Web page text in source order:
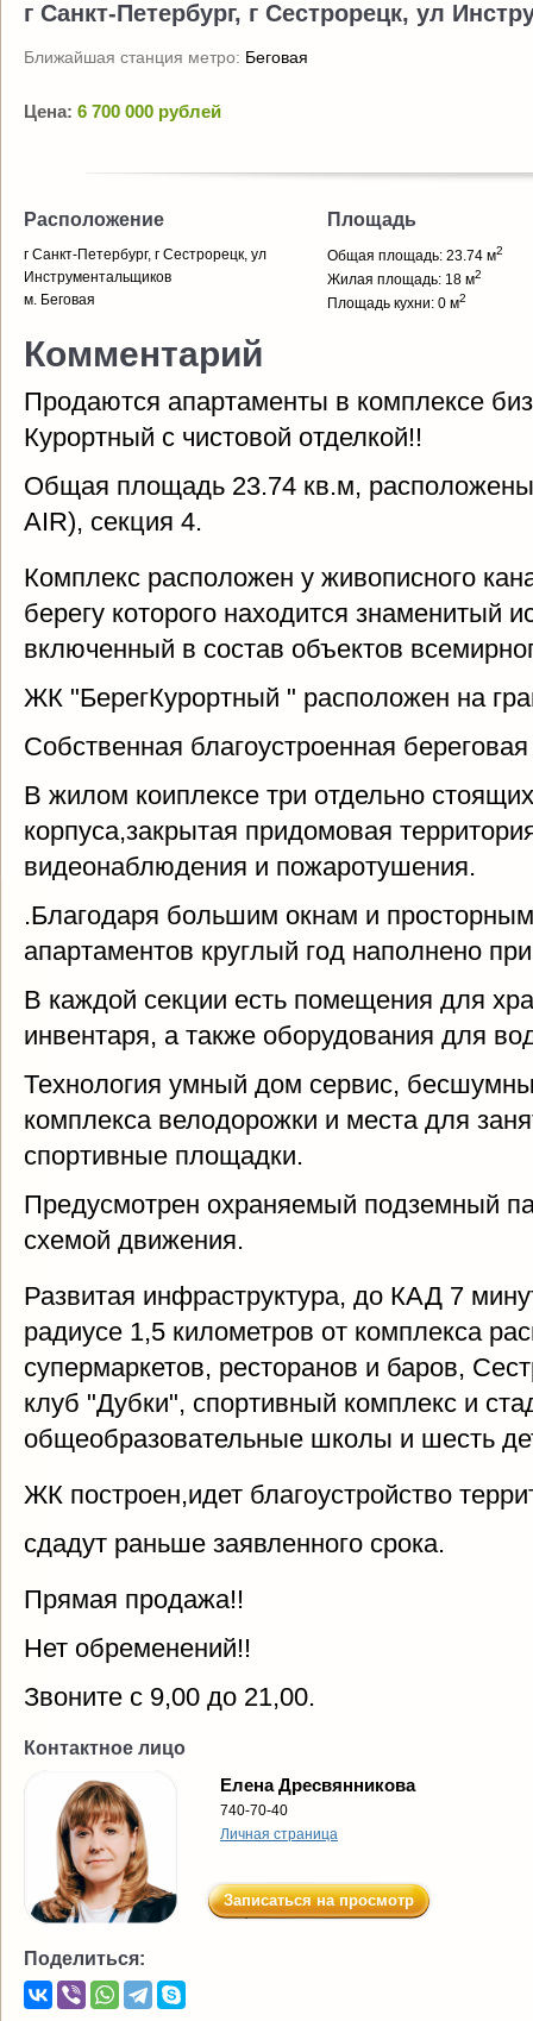
г Санкт-Петербург, г Сестрорецк, ул
Ближайшая станция метро: Беговая
Цена: 6 700 000 рублей
Расположение
г Санкт-Петербург, г Сестрорецк, ул
Инструментальщиков
м. Беговая
Площадь
Общая площадь: 23.74 м2
Жилая площадь: 18 м2
Площадь кухни: 0 м2
Комментарий
Продаются апартаменты в комплексе
Курортный с чистовой отделкой!!
Общая площадь 23.74 кв.м, расположены
AIR), секция 4.
Комплекс расположен у живописного
берегу которого находится знаменитый
включенный в состав объектов
ЖК "БерегКурортный " расположен на
Собственная благоустроенная
В жилом коиплексе три отдельно
корпуса,закрытая придомовая
видеонаблюдения и пожаротушения.
.Благодаря большим окнам и
апартаментов круглый год наполнено
В каждой секции есть помещения для
инвентаря, а также оборудования для
Технология умный дом сервис,
комплекса велодорожки и места для
спортивные площадки.
Предусмотрен охраняемый подземный
схемой движения.
Развитая инфраструктура, до КАД 7
радиусе 1,5 километров от комплекса
супермаркетов, ресторанов и баров,
клуб "Дубки", спортивный комплекс и
общеобразовательные школы и шесть
ЖК построен,идет благоустройство
сдадут раньше заявленного срока.
Прямая продажа!!
Нет обременений!!
Звоните с 9,00 до 21,00.
Контактное лицо
Елена Дресвянникова
740-70-40
Личная страница
Записаться на просмотр
Поделиться: